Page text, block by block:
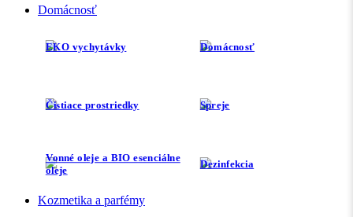
Domácnosť
EKO vychytávky Domácnosť
Čistiace prostriedky Spreje
Vonné oleje a BIO esenciálne
oleje
Dezinfekcia
Kozmetika a parfémy